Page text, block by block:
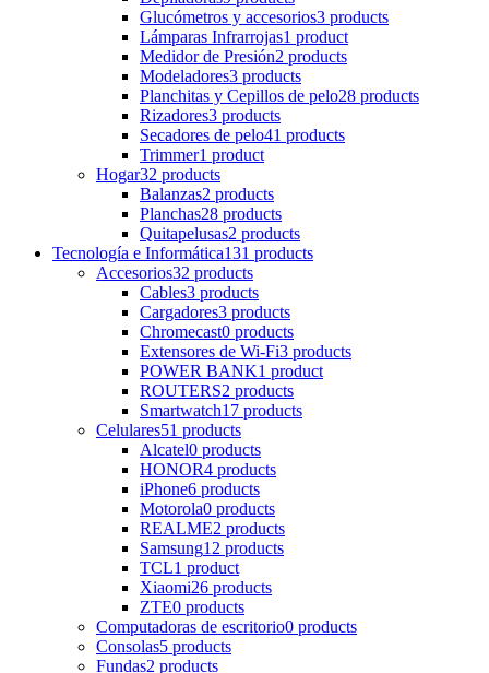
Glucómetros y accesorios3 products
Lámparas Infrarrojas1 product
Medidor de Presión2 products
Modeladores3 products
Planchitas y Cepillos de pelo28 products
Rizadores3 products
Secadores de pelo41 products
Trimmer1 product
Hogar32 products
Balanzas2 products
Planchas28 products
Quitapelusas2 products
Tecnología e Informática131 products
Accesorios32 products
Cables3 products
Cargadores3 products
Chromecast0 products
Extensores de Wi-Fi3 products
POWER BANK1 product
ROUTERS2 products
Smartwatch17 products
Celulares51 products
Alcatel0 products
HONOR4 products
iPhone6 products
Motorola0 products
REALME2 products
Samsung12 products
TCL1 product
Xiaomi26 products
ZTE0 products
Computadoras de escritorio0 products
Consolas5 products
Fundas2 products